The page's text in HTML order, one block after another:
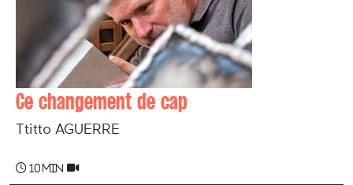
Ce changement de cap
Ttitto AGUERRE
10 min